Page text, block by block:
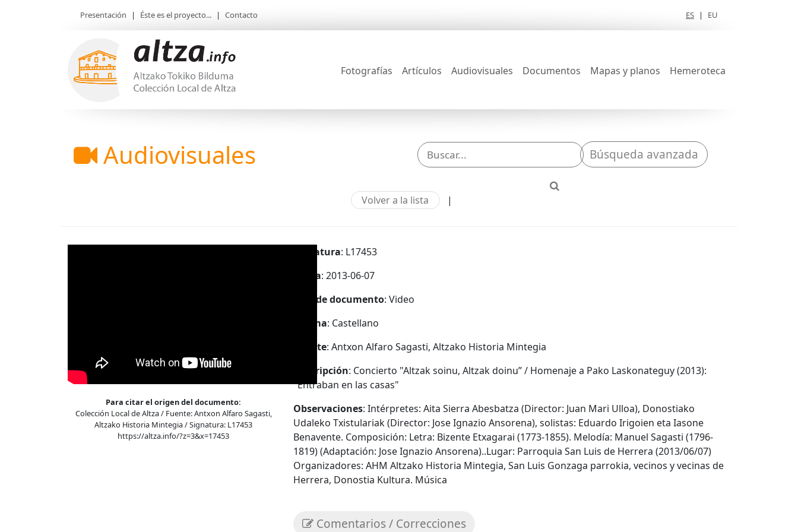
Presentación | Éste es el proyecto... | Contacto ES | EU
Fotografías Artículos Audiovisuales Documentos Mapas y planos Hemeroteca
Audiovisuales Búsqueda avanzada
Volver a la lista |
Para citar el origen del documento:
Colección Local de Altza / Fuente: Antxon Alfaro Sagasti,
Altzako Historia Mintegia / Signatura: L17453
https://altza.info/?z=3&x=17453
Signatura: L17453
Fecha: 2013-06-07
Tipo de documento: Video
Idioma: Castellano
Fuente: Antxon Alfaro Sagasti, Altzako Historia Mintegia
Descripción: Concierto "Altzak soinu, Altzak doinu” / Homenaje a Pako Laskonateguy (2013):
"Entraban en las casas"
Observaciones: Intérpretes: Aita Sierra Abesbatza (Director: Juan Mari Ulloa), Donostiako
Udaleko Txistulariak (Director: Jose Ignazio Ansorena), solistas: Eduardo Irigoien eta Iasone
Benavente. Composición: Letra: Bizente Etxagarai (1773-1855). Melodía: Manuel Sagasti (1796-
1819) (Adaptación: Jose Ignazio Ansorena)..Lugar: Parroquia San Luis de Herrera (2013/06/07)
Organizadores: AHM Altzako Historia Mintegia, San Luis Gonzaga parrokia, vecinos y vecinas de
Herrera, Donostia Kultura. Música
Comentarios / Correcciones